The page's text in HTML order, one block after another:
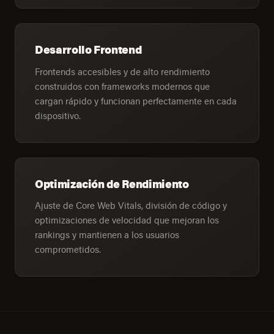
Desarrollo Frontend
Frontends accesibles y de alto rendimiento
construidos con frameworks modernos que
cargan rápido y funcionan perfectamente en cada
dispositivo.
Optimización de Rendimiento
Ajuste de Core Web Vitals, división de código y
optimizaciones de velocidad que mejoran los
rankings y mantienen a los usuarios
comprometidos.